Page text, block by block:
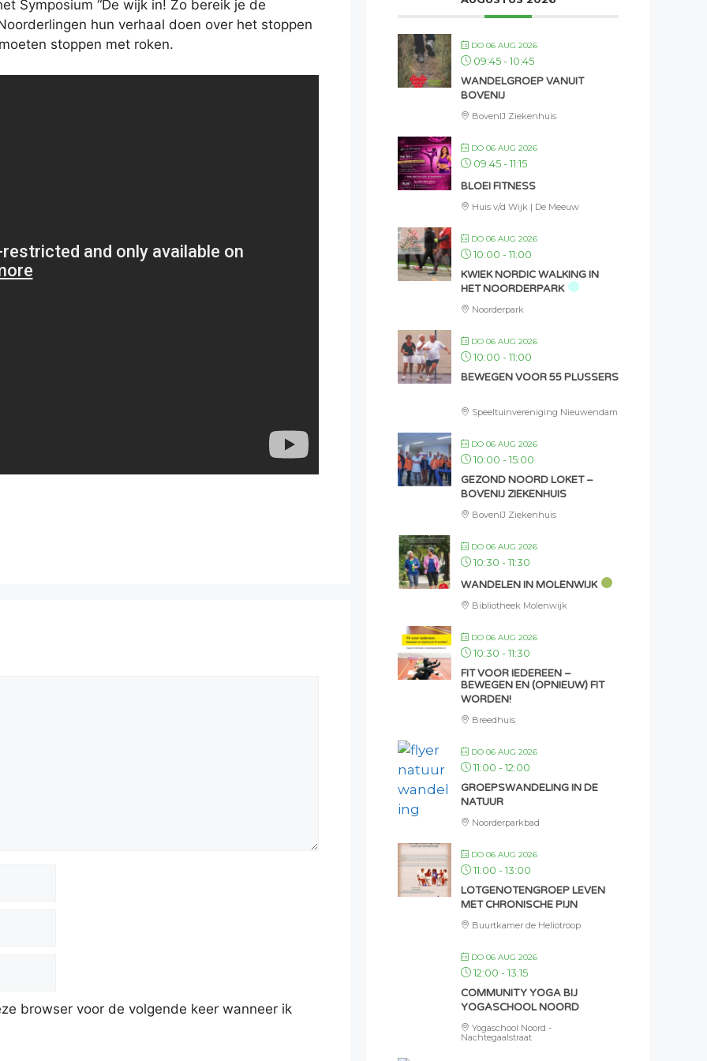
Symposium “De wijk in! Zo bereik je de
hun verhaal doen over het stoppen
stoppen met roken.
browser voor de volgende keer wanneer ik
DO 06 AUG 2026
09:45-10:45
WANDELGROEP VANUIT
BOVENIJ
BovenIJ Ziekenhuis
DO 06 AUG 2026
09:45-11:15
BLOEI FITNESS
Huis v/d Wijk | De Meeuw
DO 06 AUG 2026
10:00 -11:00
KWIEK NORDIC WALKING IN
HET NOORDERPARK
Noorderpark
DO 06 AUG 2026
10:00 -11:00
BEWEGEN VOOR 55 PLUSSERS
Speeltuinvereniging Nieuwendam
DO 06 AUG 2026
10:00 -15:00
GEZOND NOORD LOKET –
BOVENIJ ZIEKENHUIS
BovenIJ Ziekenhuis
DO 06 AUG 2026
10:30 -11:30
WANDELEN IN MOLENWIJK
Bibliotheek Molenwijk
DO 06 AUG 2026
10:30 -11:30
FIT VOOR IEDEREEN –
BEWEGEN EN (OPNIEUW) FIT
WORDEN!
Breedhuis
DO 06 AUG 2026
11:00 -12:00
GROEPSWANDELING IN DE
NATUUR
Noorderparkbad
DO 06 AUG 2026
11:00 -13:00
LOTGENOTENGROEP LEVEN
MET CHRONISCHE PIJN
Buurtkamer de Heliotroop
DO 06 AUG 2026
12:00 -13:15
COMMUNITY YOGA BIJ
YOGASCHOOL NOORD
Yogaschool Noord -
Nachtegaalstraat